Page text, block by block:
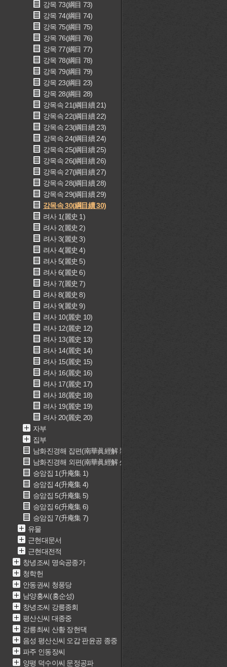
강목 73(綱目 73)
강목 74(綱目 74)
강목 75(綱目 75)
강목 76(綱目 76)
강목 77(綱目 77)
강목 78(綱目 78)
강목 79(綱目 79)
강목 23(綱目 23)
강목 28(綱目 28)
강목속 21(綱目續 21)
강목속 22(綱目續 22)
강목속 23(綱目續 23)
강목속 24(綱目續 24)
강목속 25(綱目續 25)
강목속 26(綱目續 26)
강목속 27(綱目續 27)
강목속 28(綱目續 28)
강목속 29(綱目續 29)
강목속 30(綱目續 30)
려사 1(麗史 1)
려사 2(麗史 2)
려사 3(麗史 3)
려사 4(麗史 4)
려사 5(麗史 5)
려사 6(麗史 6)
려사 7(麗史 7)
려사 8(麗史 8)
려사 9(麗史 9)
려사 10(麗史 10)
려사 12(麗史 12)
려사 13(麗史 13)
려사 14(麗史 14)
려사 15(麗史 15)
려사 16(麗史 16)
려사 17(麗史 17)
려사 18(麗史 18)
려사 19(麗史 19)
려사 20(麗史 20)
자부
집부
남화진경해 잡편(南華眞經解 雜篇)
남화진경해 외편(南華眞經解 外篇)
승암집 1(升庵集 1)
승암집 4(升庵集 4)
승암집 5(升庵集 5)
승암집 6(升庵集 6)
승암집 7(升庵集 7)
유물
근현대문서
근현대전적
창녕조씨 명숙공종가
청학헌
안동권씨 청풍당
남양홍씨(홍순성)
창녕조씨 강릉종회
평산신씨 대종중
강릉최씨 산황 장현댁
음성 평산신씨 오갑 판윤공 종중
파주 인동장씨
양평 덕수이씨 문정공파